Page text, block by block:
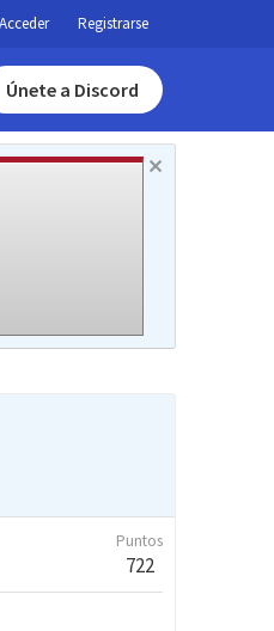
Acceder Registrarse
Únete a Discord
Puntos
722